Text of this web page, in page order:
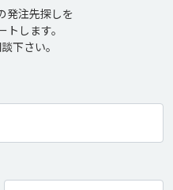
発注先探しを
します。
下さい。